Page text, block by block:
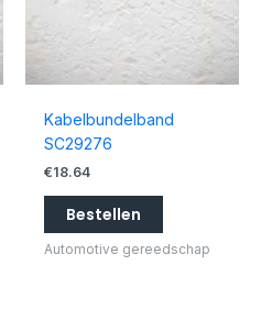
Kabelbundelband
SC29276
€18.64
Bestellen
Automotive gereedschap